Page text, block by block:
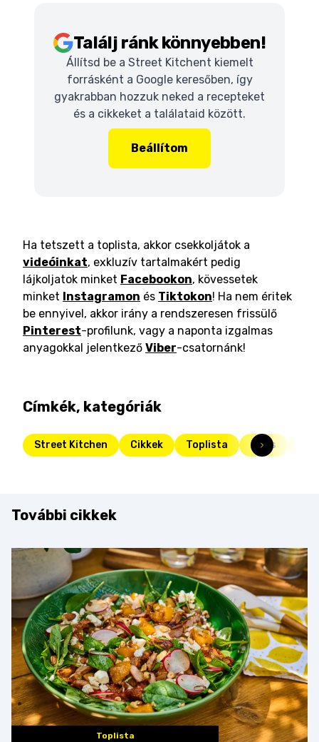
Találj ránk könnyebben!
Állítsd be a Street Kitchent kiemelt
forrásként a Google keresőben, így
gyakrabban hozzuk neked a recepteket
és a cikkeket a találataid között.
Beállítom
Ha tetszett a toplista, akkor csekkoljátok a
videóinkat, exkluzív tartalmakért pedig
lájkoljatok minket Facebookon, kövessetek
minket Instagramon és Tiktokon! Ha nem éritek
be ennyivel, akkor irány a rendszeresen frissülő
Pinterest-profilunk, vagy a naponta izgalmas
anyagokkal jelentkező Viber-csatornánk!
Címkék, kategóriák
Street Kitchen Cikkek Toplista Friss
További cikkek
Toplista